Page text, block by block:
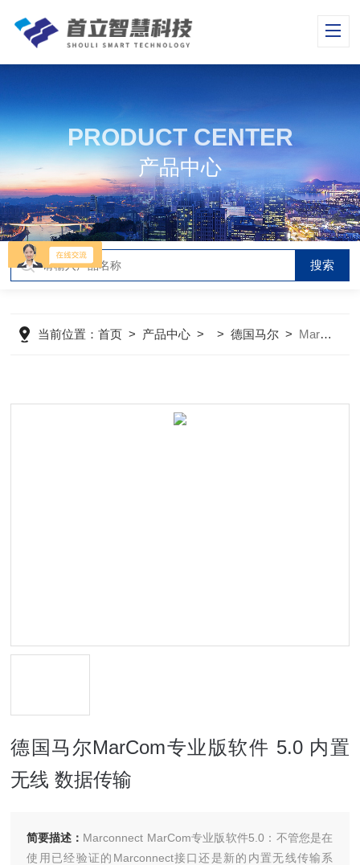
PRODUCT CENTER
产品中心
当前位置：首页 > 产品中心 > >德国马尔 > MarCom专业版软件 5.0德国马尔MarCom专业版软件 5.0 内置无线 数据传输
德国马尔MarCom专业版软件 5.0 内置
无线 数据传输
简要描述： Marconnect MarCom专业版软件5.0：不管您是在
使用已经验证的Marconnect接口还是新的内置无线传输系